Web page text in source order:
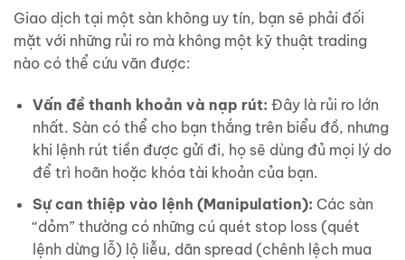
Giao dịch tại một sàn không uy tín, bạn sẽ phải đối
mặt với những rủi ro mà không một kỹ thuật trading
nào có thể cứu vãn được:
Vấn đề thanh khoản và nạp rút: Đây là rủi ro lớn
nhất. Sàn có thể cho bạn thắng trên biểu đồ, nhưng
khi lệnh rút tiền được gửi đi, họ sẽ dùng đủ mọi lý do
để trì hoãn hoặc khóa tài khoản của bạn.
Sự can thiệp vào lệnh (Manipulation): Các sàn
“dỏm” thường có những cú quét stop loss (quét
lệnh dừng lỗ) lộ liễu, dãn spread (chênh lệch mua